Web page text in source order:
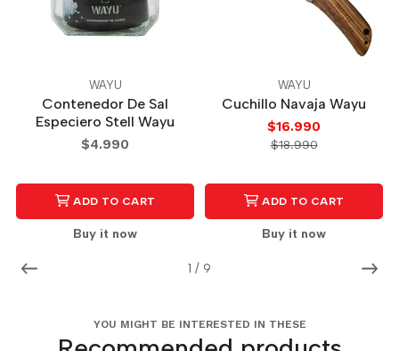
1 / 9
WAYU
Contenedor De Sal
Especiero Stell Wayu
$4.990
ADD TO CART
Buy it now
WAYU
Cuchillo Navaja Wayu
$16.990
$18.990
ADD TO CART
Buy it now
YOU MIGHT BE INTERESTED IN THESE